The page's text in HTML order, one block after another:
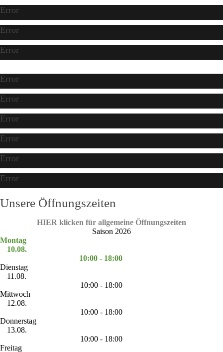
Error
Error
Error
Error
Error
Error
Error
Error
Error
Unsere Öffnungszeiten
HIER klicken für allgemeine Öffnungszeiten
Saison 2026
Montag
10.08.
10:00 - 18:00
Dienstag
11.08.
10:00 - 18:00
Mittwoch
12.08.
10:00 - 18:00
Donnerstag
13.08.
10:00 - 18:00
Freitag